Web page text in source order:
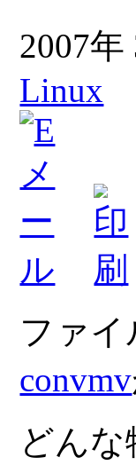
2007
Linux
ファ
convmv
どん